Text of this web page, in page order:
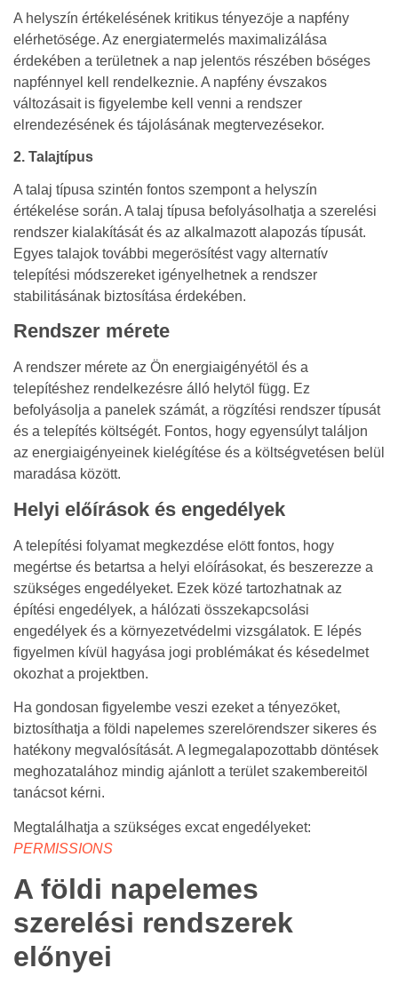
A helyszín értékelésének kritikus tényezője a napfény
elérhetősége. Az energiatermelés maximalizálása
érdekében a területnek a nap jelentős részében bőséges
napfénnyel kell rendelkeznie. A napfény évszakos
változásait is figyelembe kell venni a rendszer
elrendezésének és tájolásának megtervezésekor.
2. Talajtípus
A talaj típusa szintén fontos szempont a helyszín
értékelése során. A talaj típusa befolyásolhatja a szerelési
rendszer kialakítását és az alkalmazott alapozás típusát.
Egyes talajok további megerősítést vagy alternatív
telepítési módszereket igényelhetnek a rendszer
stabilitásának biztosítása érdekében.
Rendszer mérete
A rendszer mérete az Ön energiaigényétől és a
telepítéshez rendelkezésre álló helytől függ. Ez
befolyásolja a panelek számát, a rögzítési rendszer típusát
és a telepítés költségét. Fontos, hogy egyensúlyt találjon
az energiaigényeinek kielégítése és a költségvetésen belül
maradása között.
Helyi előírások és engedélyek
A telepítési folyamat megkezdése előtt fontos, hogy
megértse és betartsa a helyi előírásokat, és beszerezze a
szükséges engedélyeket. Ezek közé tartozhatnak az
építési engedélyek, a hálózati összekapcsolási
engedélyek és a környezetvédelmi vizsgálatok. E lépés
figyelmen kívül hagyása jogi problémákat és késedelmet
okozhat a projektben.
Ha gondosan figyelembe veszi ezeket a tényezőket,
biztosíthatja a földi napelemes szerelőrendszer sikeres és
hatékony megvalósítását. A legmegalapozottabb döntések
meghozatalához mindig ajánlott a terület szakembereitől
tanácsot kérni.
Megtalálhatja a szükséges excat engedélyeket:
PERMISSIONS
A földi napelemes
szerelési rendszerek
előnyei